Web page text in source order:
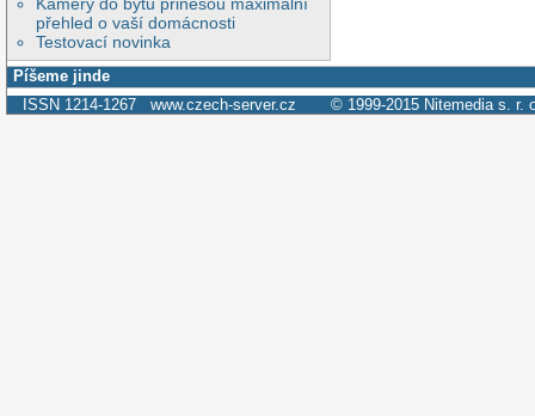
Kamery do bytu přinesou maximální
přehled o vaší domácnosti
Testovací novinka
Píšeme jinde
ISSN 1214-1267 www.czech-server.cz © 1999-2015 Nitemedia s. r.